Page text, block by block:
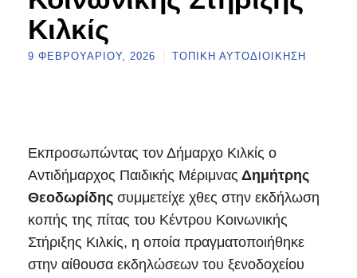
Κιλκίς
9 ΦΕΒΡΟΥΑΡΊΟΥ, 2026 ΤΟΠΙΚΉ ΑΥΤΟΔΙΟΊΚΗΣΗ
Εκπροσωπώντας τον Δήμαρχο Κιλκίς ο
Αντιδήμαρχος Παιδικής Μέριμνας Δημήτρης
Θεοδωρίδης συμμετείχε χθες στην εκδήλωση
κοπής της πίτας του Κέντρου Κοινωνικής
Στήριξης Κιλκίς, η οποία πραγματοποιήθηκε
στην αίθουσα εκδηλώσεων του ξενοδοχείου